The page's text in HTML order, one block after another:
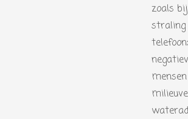
zoals
straling